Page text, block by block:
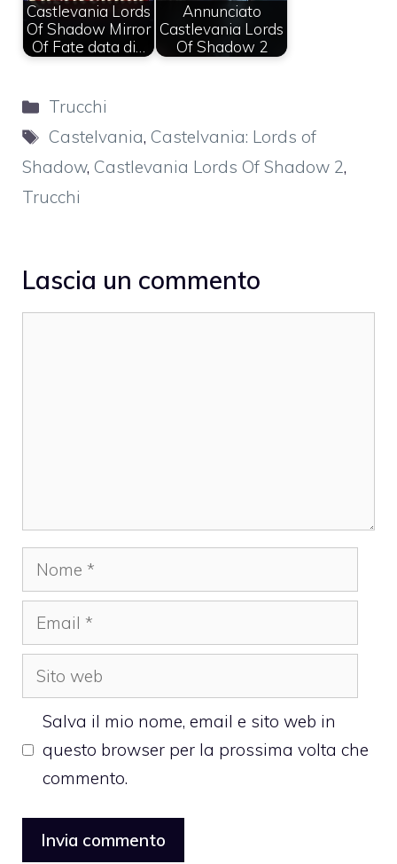
Castlevania Lords
Of Shadow Mirror
Of Fate data di…
Annunciato
Castlevania Lords
Of Shadow 2
Categorie
Trucchi
Tag
Castelvania, Castelvania: Lords of
Shadow, Castlevania Lords Of Shadow 2,
Trucchi
Lascia un commento
Nome
Email
Sito
web
Salva il mio nome, email e sito web in
questo browser per la prossima volta che
commento.